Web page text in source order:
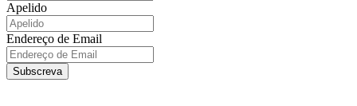
Apelido
Endereço de Email
Subscreva